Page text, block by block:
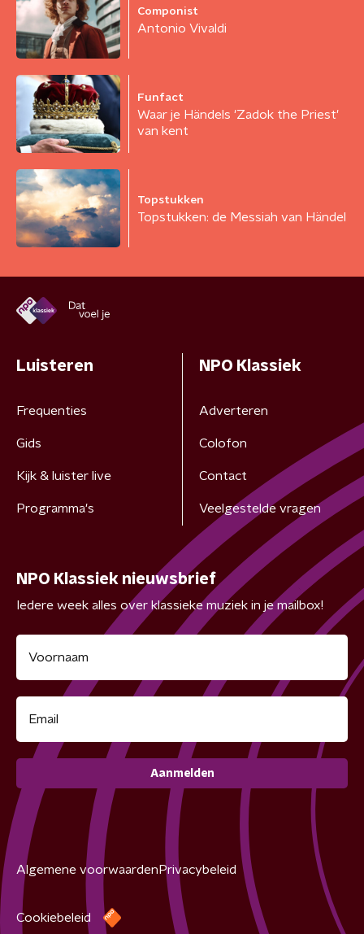
Componist
Antonio Vivaldi
Funfact
Waar je Händels 'Zadok the Priest'
van kent
Topstukken
Topstukken: de Messiah van Händel
Luisteren
Frequenties
Gids
Kijk & luister live
Programma's
NPO Klassiek
Adverteren
Colofon
Contact
Veelgestelde vragen
NPO Klassiek nieuwsbrief
Iedere week alles over klassieke muziek in je mailbox!
Aanmelden
Algemene voorwaarden Privacybeleid
Cookiebeleid